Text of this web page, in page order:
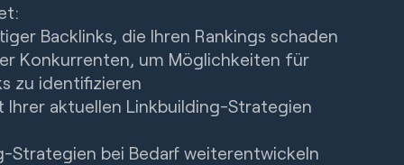
Backlinks, die Ihren Rankings schaden
Konkurrenten, um Möglichkeiten für
zu identifizieren
Ihrer aktuellen Linkbuilding-Strategien
Strategien bei Bedarf weiterentwickeln